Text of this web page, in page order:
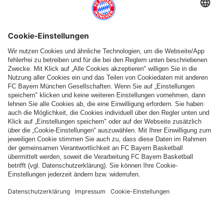
Folge uns
Zahlung & Lieferung
FC Bayern Store App